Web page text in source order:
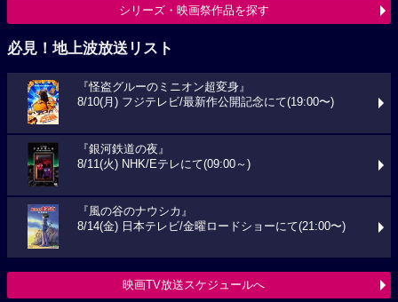
シリーズ・映画祭作品を探す
必見！地上波放送リスト
『怪盗グルーのミニオン超変身』
8/10(月) フジテレビ/最新作公開記念にて(19:00〜)
『銀河鉄道の夜』
8/11(火) NHK/Eテレにて(09:00～)
『風の谷のナウシカ』
8/14(金) 日本テレビ/金曜ロードショーにて(21:00〜)
映画TV放送スケジュールへ